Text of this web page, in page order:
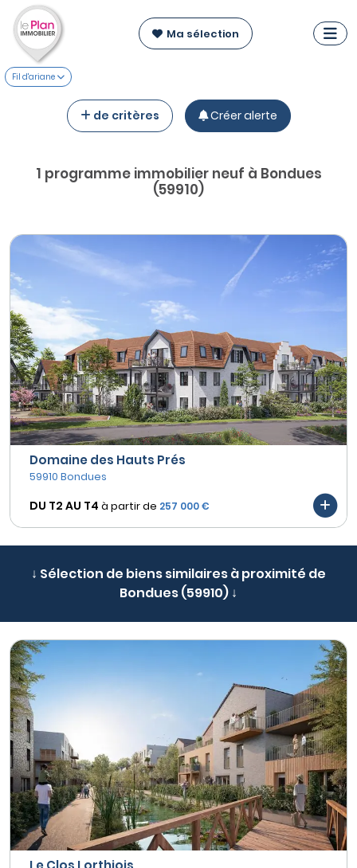
Ma sélection
Fil d'ariane
de critères Créer alerte
1 programme immobilier neuf à Bondues
(59910)
Domaine des Hauts Prés
59910 Bondues
DU T2 AU T4 à partir de 257 000 €
↓ Sélection de biens similaires à proximité de
Bondues (59910) ↓